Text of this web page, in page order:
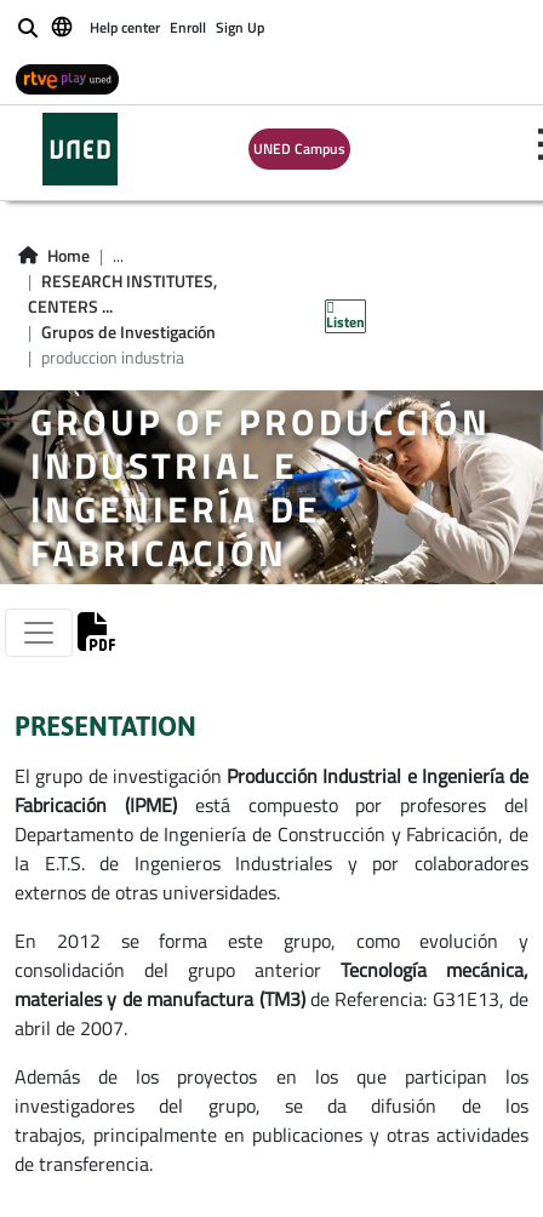
BuscarHelp center Enroll Sign Up
UNED Campus
Home
...
RESEARCH INSTITUTES,
CENTERS ...
Grupos de Investigación
produccion industria
Listen
GROUP OF PRODUCCIÓN
INDUSTRIAL E
INGENIERÍA DE
FABRICACIÓN
PRESENTATION
El grupo de investigación Producción Industrial e Ingeniería de
Fabricación (IPME)está compuesto por profesores del
Departamento de Ingeniería de Construcción y Fabricación, de
la E.T.S. de Ingenieros Industriales y por colaboradores
externos de otras universidades.
En 2012 se forma este grupo, como evolución y
consolidación del grupo anterior Tecnología mecánica,
materiales y de manufactura (TM3)de Referencia: G31E13, de
abril de 2007.
Además de los proyectos en los que participan los
investigadores del grupo, se da difusión de los
trabajos, principalmente en publicaciones y otras actividades
de transferencia.